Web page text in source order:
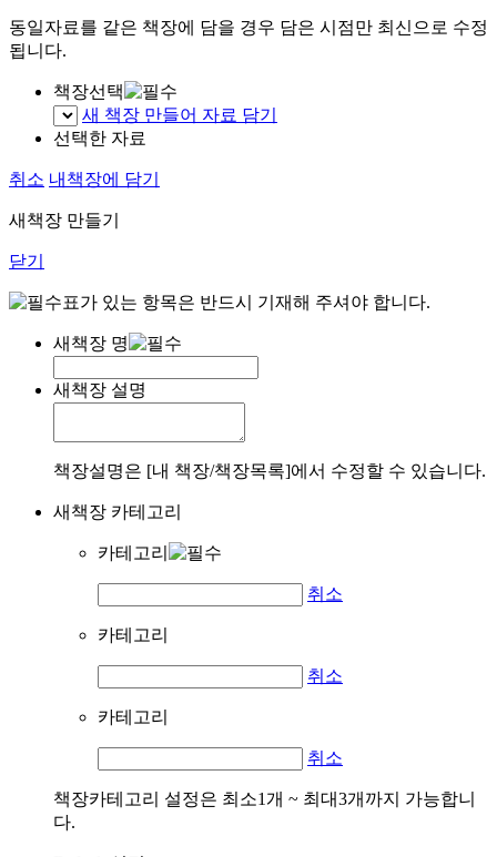
동일자료를 같은 책장에 담을 경우 담은 시점만 최신으로 수정
됩니다.
책장선택
새 책장 만들어 자료 담기
선택한 자료
취소 내책장에 담기
새책장 만들기
닫기
표가 있는 항목은 반드시 기재해 주셔야 합니다.
새책장 명
새책장 설명
책장설명은 [내 책장/책장목록]에서 수정할 수 있습니다.
새책장 카테고리
카테고리
취소
카테고리
취소
카테고리
취소
책장카테고리 설정은 최소1개 ~ 최대3개까지 가능합니
다.